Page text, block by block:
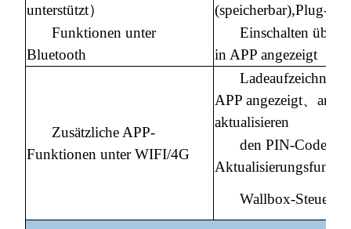
unterstützt）
(speicherbar),Plug-
Funktionen unter
Bluetooth
Einschalten über
in APP angezeigt
Zusätzliche APP-
Funktionen unter WIFI/4G
APP angezeigt、
aktualisieren
den PIN-
Wallbox-